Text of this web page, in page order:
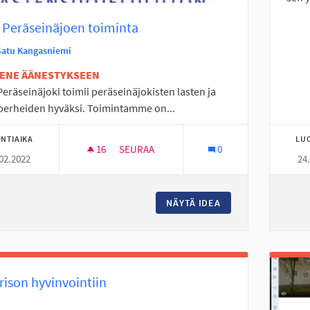
Peräseinäjoen toiminta
Kangasniemi
ÄÄNESTYKSEEN
toimii peräseinäjokisten lasten ja
hyväksi. Toimintamme on...
16 16 SEURAAJAA
SEURAA 0
NÄYTÄ IDEA
hyvinvointiin